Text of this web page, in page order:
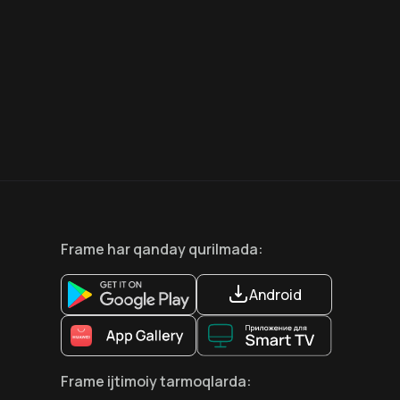
Frame har qanday qurilmada:
Android
Frame ijtimoiy tarmoqlarda: